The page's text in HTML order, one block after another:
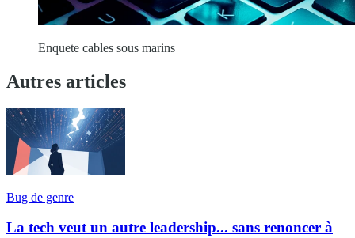
Enquete cables sous marins
Autres articles
Bug de genre
La tech veut un autre leadership... sans renoncer à